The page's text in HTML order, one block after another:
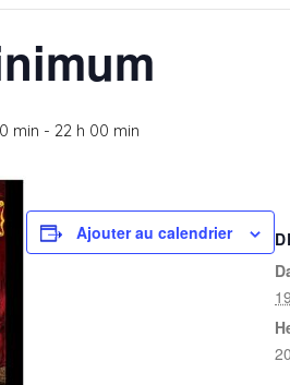
min - 22 h 00 min
Ajouter au calendrier